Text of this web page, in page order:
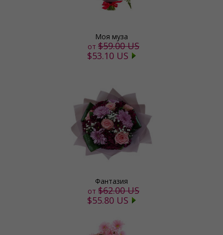
Моя муза
от $59.00 US
$53.10 US
Фантазия
от $62.00 US
$55.80 US